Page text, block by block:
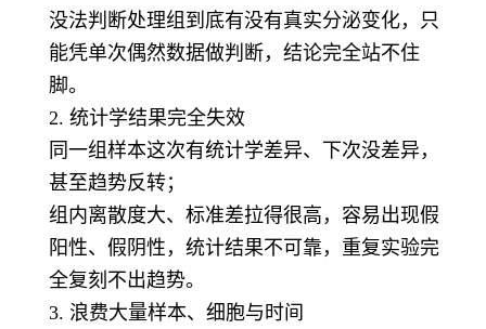
没法判断处理组到底有没有真实分泌变化，只
能凭单次偶然数据做判断，结论完全站不住
脚。
2. 统计学结果完全失效
同一组样本这次有统计学差异、下次没差异，
甚至趋势反转；
组内离散度大、标准差拉得很高，容易出现假
阳性、假阴性，统计结果不可靠，重复实验完
全复刻不出趋势。
3. 浪费大量样本、细胞与时间